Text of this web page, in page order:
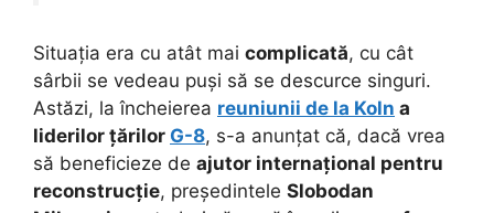
Situația era cu atât mai complicată, cu cât
sârbii se vedeau puși să se descurce singuri.
Astăzi, la încheierea reuniunii de la Koln a
liderilor țărilor G-8, s-a anunțat că, dacă vrea
să beneficieze de ajutor internațional pentru
reconstrucție, președintele Slobodan